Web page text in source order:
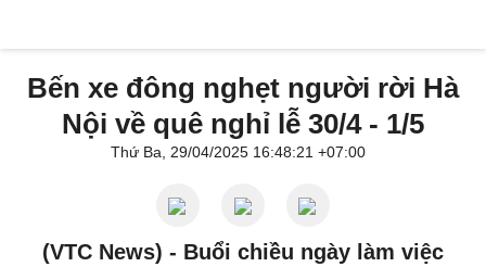
Bến xe đông nghẹt người rời Hà
Nội về quê nghỉ lễ 30/4 - 1/5
Thứ Ba, 29/04/2025 16:48:21 +07:00
(VTC News) - Buổi chiều ngày làm việc